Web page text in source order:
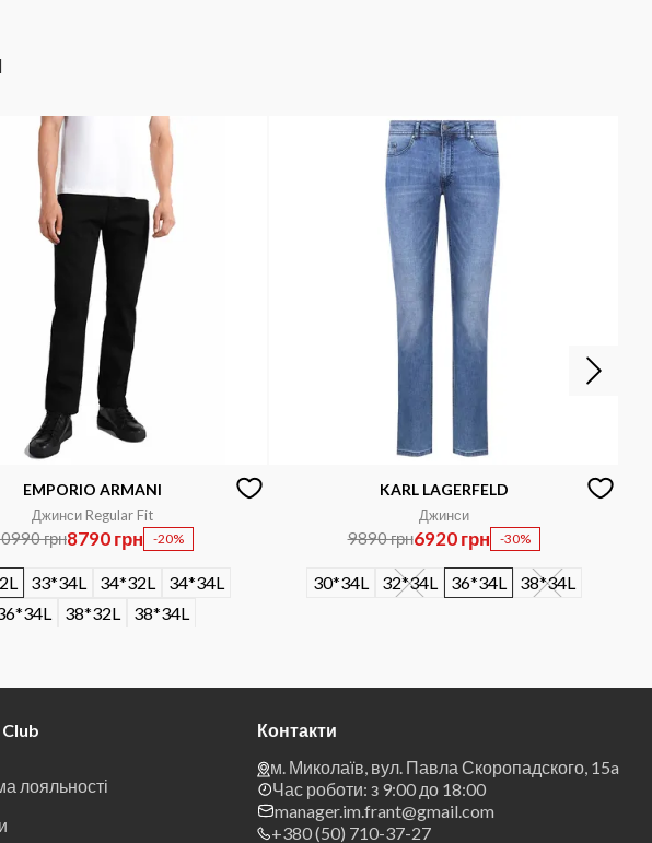
EMPORIO ARMANI
Джинси Regular Fit
грн8790 грн -20%
33*34L 34*32L
34*34L
38*32L 38*34L
KARL LAGERFELD
Джинси
9890 грн6920 грн -30%
30*34L 32*34L 36*34L 38*34L
лояльності
Контакти
м. Миколаїв, вул. Павла Скоропадского, 15a
Час роботи: з 9:00 до 18:00
manager.im.frant@gmail.com
+380 (50) 710-37-27